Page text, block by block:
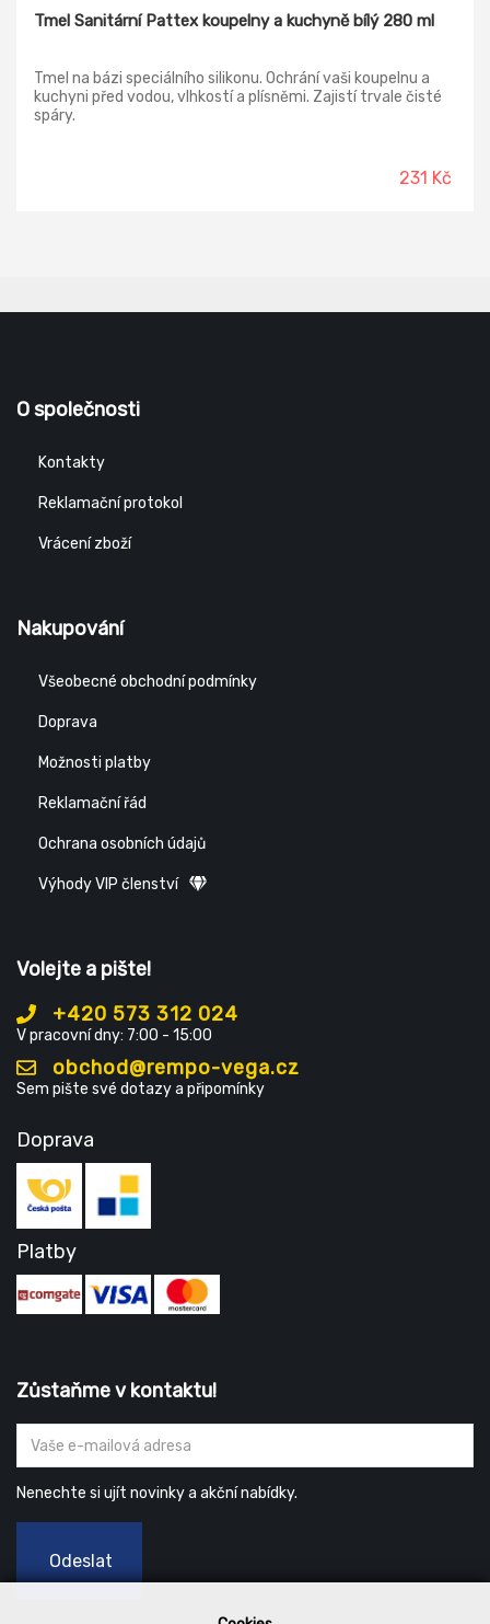
Tmel Sanitární Pattex koupelny a kuchyně bílý 280 ml
Tmel na bázi speciálního silikonu. Ochrání vaši koupelnu a
kuchyni před vodou, vlhkostí a plísněmi. Zajistí trvale čisté
spáry.
231 Kč
O společnosti
Kontakty
Reklamační protokol
Vrácení zboží
Nakupování
Všeobecné obchodní podmínky
Doprava
Možnosti platby
Reklamační řád
Ochrana osobních údajů
Výhody VIP členství
Volejte a pište!
+420 573 312 024
V pracovní dny: 7:00 - 15:00
obchod@rempo-vega.cz
Sem pište své dotazy a připomínky
Doprava
Platby
Zůstaňme v kontaktu!
Nenechte si ujít novinky a akční nabídky.
Odeslat